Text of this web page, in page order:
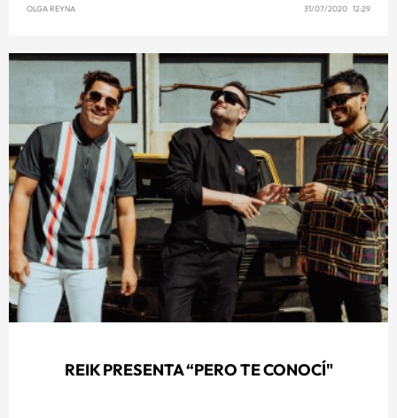
OLGA REYNA 31/07/2020 12:29
REIK PRESENTA “PERO TE CONOCÍ"